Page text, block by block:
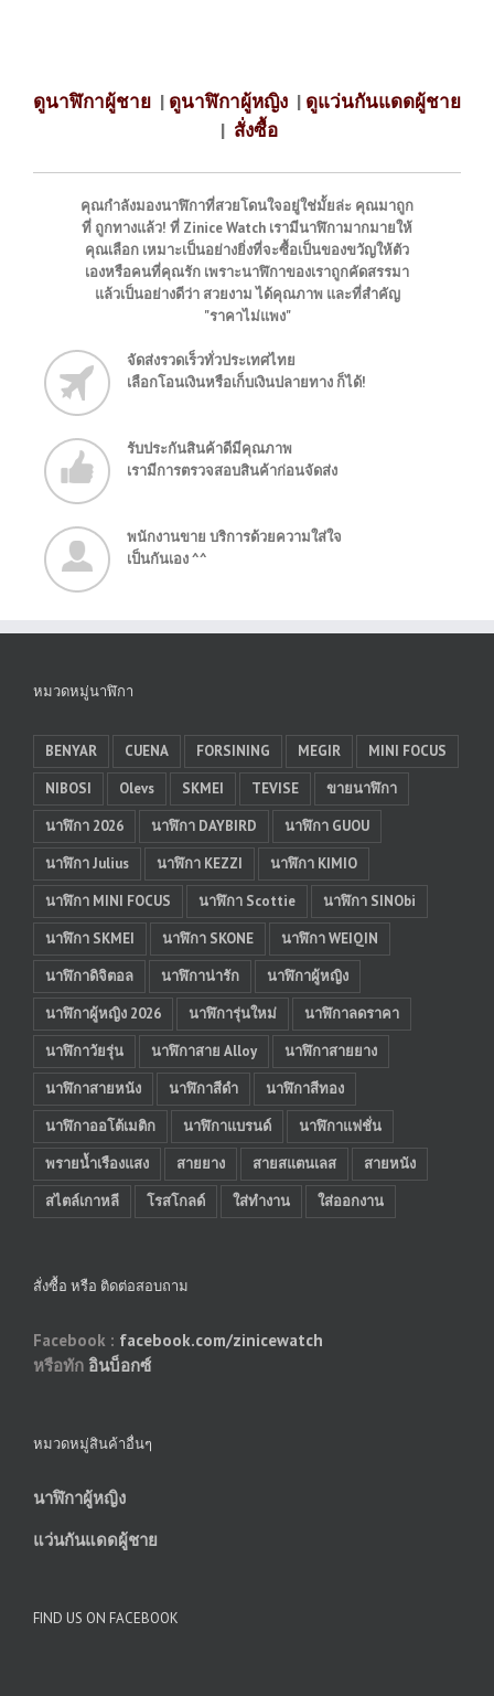
ดูนาฬิกาผู้ชาย | ดูนาฬิกาผู้หญิง | ดูแว่นกันแดดผู้ชาย
| สั่งซื้อ
คุณกำลังมองนาฬิกาที่สวยโดนใจอยู่ใช่มั้ยล่ะ คุณมาถูก
ที่ ถูกทางแล้ว! ที่ Zinice Watch เรามีนาฬิกามากมายให้
คุณเลือก เหมาะเป็นอย่างยิ่งที่จะซื้อเป็นของขวัญให้ตัว
เองหรือคนที่คุณรัก เพราะนาฬิกาของเราถูกคัดสรรมา
แล้วเป็นอย่างดีว่า สวยงาม ได้คุณภาพ และที่สำคัญ
"ราคาไม่แพง"
จัดส่งรวดเร็วทั่วประเทศไทย
เลือกโอนเงินหรือเก็บเงินปลายทาง ก็ได้!
รับประกันสินค้าดีมีคุณภาพ
เรามีการตรวจสอบสินค้าก่อนจัดส่ง
พนักงานขาย บริการด้วยความใส่ใจ
เป็นกันเอง ^^
หมวดหมู่นาฬิกา
BENYAR CUENA FORSINING MEGIR
MINI FOCUS
NIBOSI
Olevs SKMEI TEVISE
ขายนาฬิกา
นาฬิกา 2026
นาฬิกา DAYBIRD
นาฬิกา GUOU
นาฬิกา Julius
นาฬิกา KEZZI
นาฬิกา KIMIO
นาฬิกา MINI FOCUS
นาฬิกา Scottie
นาฬิกา SINObi
นาฬิกา SKMEI
นาฬิกา SKONE
นาฬิกา WEIQIN
นาฬิกาดิจิตอล
นาฬิกาน่ารัก
นาฬิกาผู้หญิง
นาฬิกาผู้หญิง 2026
นาฬิการุ่นใหม่
นาฬิกาลดราคา
นาฬิกาวัยรุ่น
นาฬิกาสาย Alloy
นาฬิกาสายยาง
นาฬิกาสายหนัง
นาฬิกาสีดำ
นาฬิกาสีทอง
นาฬิกาออโต้เมติก
นาฬิกาแบรนด์
นาฬิกาแฟชั่น
พรายน้ำเรืองแสง
สายยาง สายสแตนเลส
สายหนัง
สไตล์เกาหลี
โรสโกลด์ ใส่ทำงาน ใส่ออกงาน
สั่งซื้อ หรือ ติดต่อสอบถาม
Facebook : facebook.com/zinicewatch
หรือทัก อินบ็อกซ์
หมวดหมู่สินค้าอื่นๆ
นาฬิกาผู้หญิง
แว่นกันแดดผู้ชาย
FIND US ON FACEBOOK